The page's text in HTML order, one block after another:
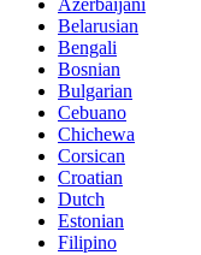
Belarusian
Bengali
Bosnian
Bulgarian
Cebuano
Chichewa
Corsican
Croatian
Dutch
Estonian
Filipino